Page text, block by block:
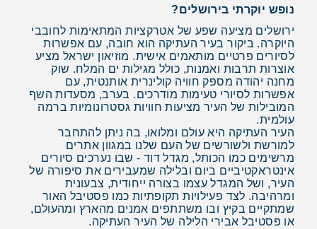
נופש יוקרתי בירושלים?
ירושלים מציעה שפע של אטרקציות המתאימות לחובבי
היוקרה. ביקור בעיר העתיקה הוא חובה, עם אפשרות
לסיורים פרטיים מותאמים אישית. מוזיאון ישראל מציע
אוצרות תרבות ואמנות, כולל מגילות ים המלח. שוק
מחנה יהודה מספק חוויה קולינרית אותנטית, עם
אפשרות לסיורי טעימות מודרכים. בערב, מסעדות השף
המובילות של העיר מציעות חוויות גסטרונומיות ברמה
עולמית.
העיר העתיקה היא עולם ומלואו, בה ניתן להתחבר
למורשת ולשורשים של העם שלנו במגוון אתרים
מרשימים כמו הכותל, מגדל דוד - שבו נערכים סיורים
אינטראקטיביים ביום ובלילה שמעבירים את סיפורה של
העיר, ושל המגדל עצמו בצורה ייחודית, צבעונית
ומרהיבה. לצד פעילויות תקופתיות כמו פסטיבל האור
שמתקיים בקיץ ובו משתתפים אמנים מהארץ ומהעולם,
או פסטיבל אבירי הלילה של העיר העתיקה.